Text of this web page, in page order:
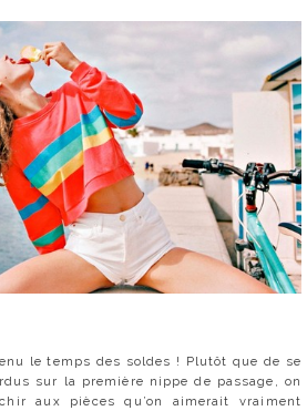
le temps des soldes ! Plutôt que de se
sur la première nippe de passage, on
aux pièces qu’on aimerait vraiment